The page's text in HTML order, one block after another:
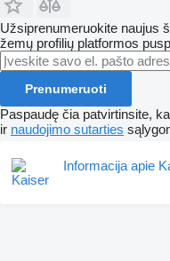
Užsiprenumeruokite naujus
žemų profilių platformos
Prenumeruoti
Paspaudę čia patvirtinsite,
ir naudojimo sutarties
Informacija apie